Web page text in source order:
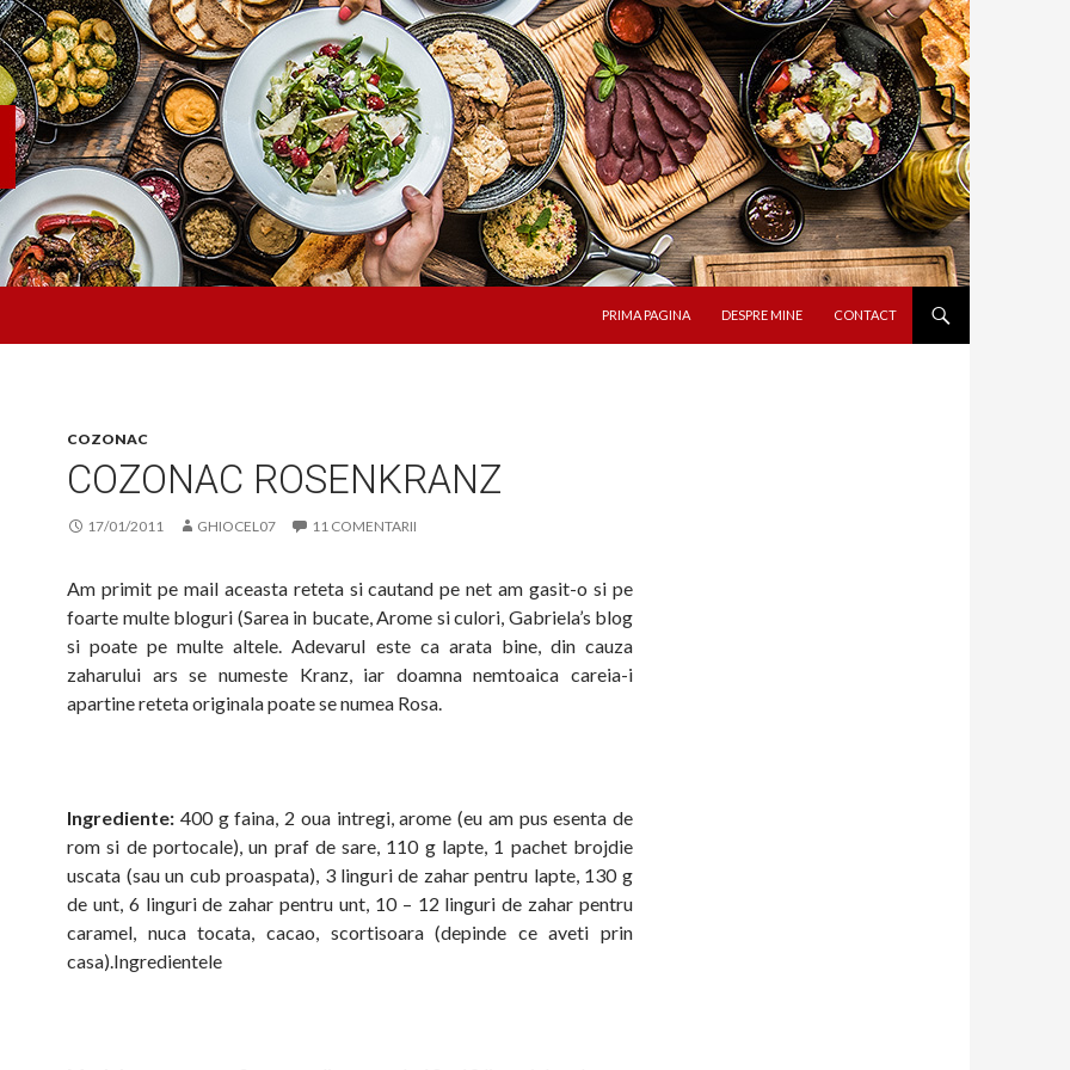
PRIMA PAGINA
DESPRE MINE CONTACT
COZONAC
COZONAC ROSENKRANZ
17/01/2011 GHIOCEL07 11 COMENTARII
Am primit pe mail aceasta reteta si cautand pe net am gasit-o si pe
foarte multe bloguri (Sarea in bucate, Arome si culori, Gabriela’s blog
si poate pe multe altele. Adevarul este ca arata bine, din cauza
zaharului ars se numeste Kranz, iar doamna nemtoaica careia-i
apartine reteta originala poate se numea Rosa.
Ingrediente: 400 g faina, 2 oua intregi, arome (eu am pus esenta de
rom si de portocale), un praf de sare, 110 g lapte, 1 pachet brojdie
uscata (sau un cub proaspata), 3 linguri de zahar pentru lapte, 130 g
de unt, 6 linguri de zahar pentru unt, 10 – 12 linguri de zahar pentru
caramel, nuca tocata, cacao, scortisoara (depinde ce aveti prin
casa).Ingredientele